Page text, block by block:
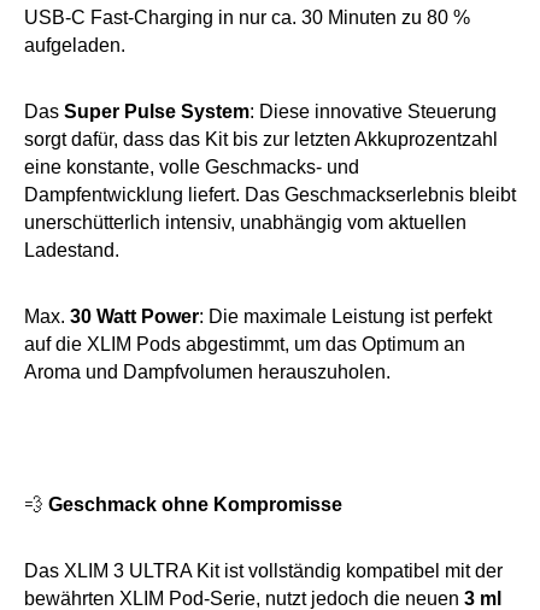
USB-C Fast-Charging in nur ca. 30 Minuten zu 80 %
aufgeladen.
Das Super Pulse System: Diese innovative Steuerung
sorgt dafür, dass das Kit bis zur letzten Akkuprozentzahl
eine konstante, volle Geschmacks- und
Dampfentwicklung liefert. Das Geschmackserlebnis bleibt
unerschütterlich intensiv, unabhängig vom aktuellen
Ladestand.
Max. 30 Watt Power: Die maximale Leistung ist perfekt
auf die XLIM Pods abgestimmt, um das Optimum an
Aroma und Dampfvolumen herauszuholen.
💨 Geschmack ohne Kompromisse
Das XLIM 3 ULTRA Kit ist vollständig kompatibel mit der
bewährten XLIM Pod-Serie, nutzt jedoch die neuen 3 ml